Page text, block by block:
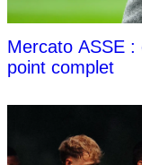
Mercato ASSE
point complet